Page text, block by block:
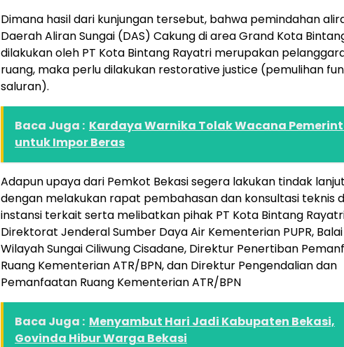
Dimana hasil dari kunjungan tersebut, bahwa pemindahan
Daerah Aliran Sungai (DAS) Cakung di area Grand Kota
dilakukan oleh PT Kota Bintang Rayatri merupakan
ruang, maka perlu dilakukan restorative justice (pemulihan
saluran).
Baca Juga : Kardaya Warnika Tolak Wacana
untuk Impor Beras
Adapun upaya dari Pemkot Bekasi segera lakukan tindak lanjut
dengan melakukan rapat pembahasan dan konsultasi teknis
instansi terkait serta melibatkan pihak PT Kota Bintang
Direktorat Jenderal Sumber Daya Air Kementerian PUPR,
Wilayah Sungai Ciliwung Cisadane, Direktur Penertiban
Ruang Kementerian ATR/BPN, dan Direktur Pengendalian dan
Pemanfaatan Ruang Kementerian ATR/BPN
Baca Juga : Menyambut Hari Jadi Kabupaten Bekasi,
Govinda Hibur Warga Bekasi